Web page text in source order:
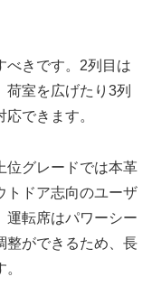
べきです。2列目は
荷室を広げたり3列
できます。
位グレードでは本革
トドア志向のユーザ
運転席はパワーシー
整ができるため、長